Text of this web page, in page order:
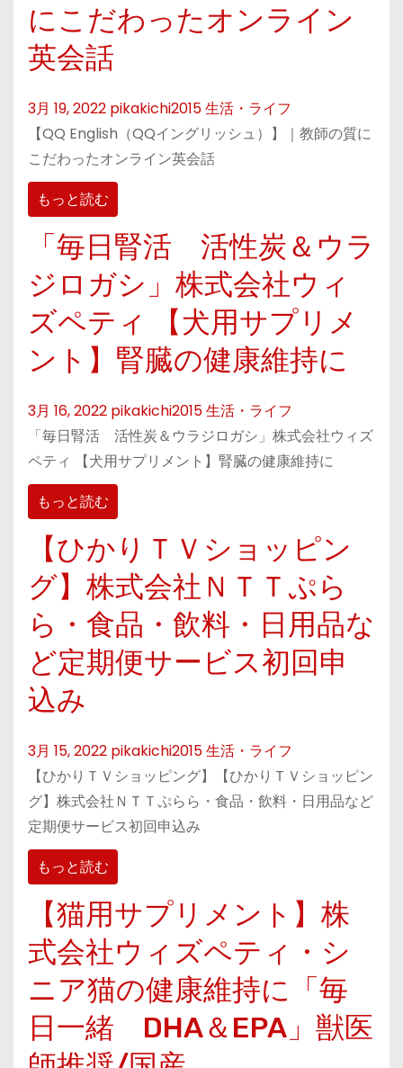
にこだわったオンライン
英会話
3月 19, 2022 pikakichi2015生活・ライフ
【QQ English（QQイングリッシュ）】｜教師の質に
こだわったオンライン英会話
もっと読む
「毎日腎活 活性炭＆ウラ
ジロガシ」株式会社ウィ
ズペティ 【犬用サプリメ
ント】腎臓の健康維持に
3月 16, 2022 pikakichi2015生活・ライフ
「毎日腎活 活性炭＆ウラジロガシ」株式会社ウィズ
ペティ 【犬用サプリメント】腎臓の健康維持に
もっと読む
【ひかりＴＶショッピン
グ】株式会社ＮＴＴぷら
ら・食品・飲料・日用品な
ど定期便サービス初回申
込み
3月 15, 2022 pikakichi2015生活・ライフ
【ひかりＴＶショッピング】【ひかりＴＶショッピン
グ】株式会社ＮＴＴぷらら・食品・飲料・日用品など
定期便サービス初回申込み
もっと読む
【猫用サプリメント】株
式会社ウィズペティ・シ
ニア猫の健康維持に「毎
日一緒 DHA＆EPA」獣医